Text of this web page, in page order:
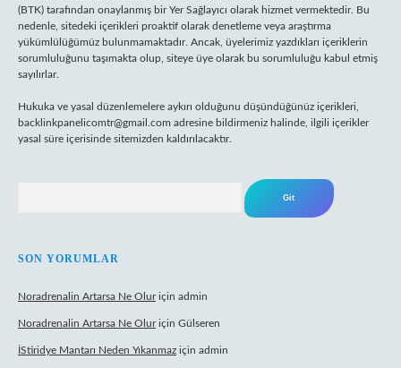
(BTK) tarafından onaylanmış bir Yer Sağlayıcı olarak hizmet vermektedir. Bu
nedenle, sitedeki içerikleri proaktif olarak denetleme veya araştırma
yükümlülüğümüz bulunmamaktadır. Ancak, üyelerimiz yazdıkları içeriklerin
sorumluluğunu taşımakta olup, siteye üye olarak bu sorumluluğu kabul etmiş
sayılırlar.
Hukuka ve yasal düzenlemelere aykırı olduğunu düşündüğünüz içerikleri,
backlinkpanelicomtr@gmail.com adresine bildirmeniz halinde, ilgili içerikler
yasal süre içerisinde sitemizden kaldırılacaktır.
SON YORUMLAR
Noradrenalin Artarsa Ne Oluriçin admin
Noradrenalin Artarsa Ne Oluriçin Gülseren
İStiridye Mantarı Neden Yıkanmaz için admin